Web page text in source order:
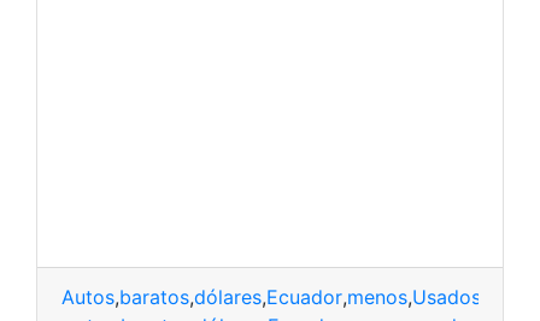
Autos,baratos,dólares,Ecuador,menos,Usados